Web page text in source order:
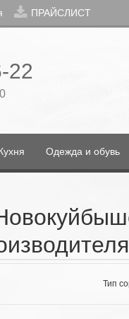
ПРАЙСЛИСТ
22
Одежда и обувь
Тип